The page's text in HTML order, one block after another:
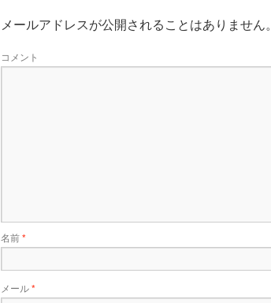
メールアドレスが公開されることはありません。
コメント
名前*
メール*